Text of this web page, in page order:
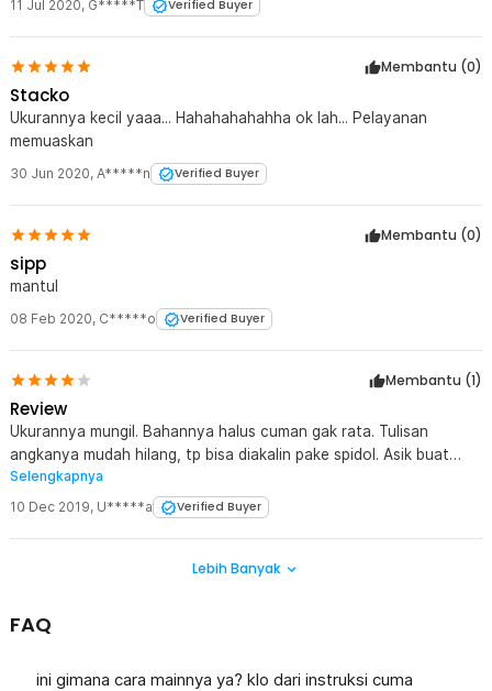
11 Jul 2020, G*****T Verified Buyer
Membantu (0)
Stacko
Ukurannya kecil yaaa... Hahahahahahha ok lah... Pelayanan
memuaskan
30 Jun 2020, A*****n Verified Buyer
Membantu (0)
sipp
mantul
08 Feb 2020, C*****o Verified Buyer
Membantu (1)
Review
Ukurannya mungil. Bahannya halus cuman gak rata. Tulisan
angkanya mudah hilang, tp bisa diakalin pake spidol. Asik buat
main pas lg kumpul.
Selengkapnya
10 Dec 2019, U*****a Verified Buyer
Lebih Banyak
FAQ
ini gimana cara mainnya ya? klo dari instruksi cuma